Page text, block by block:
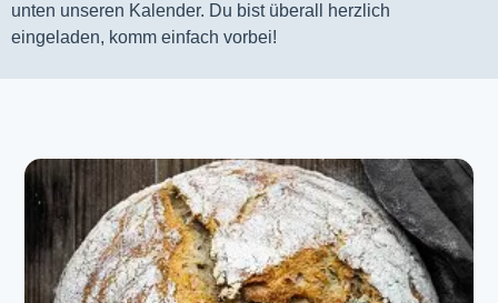
unten unseren Kalender. Du bist überall herzlich
eingeladen, komm einfach vorbei!